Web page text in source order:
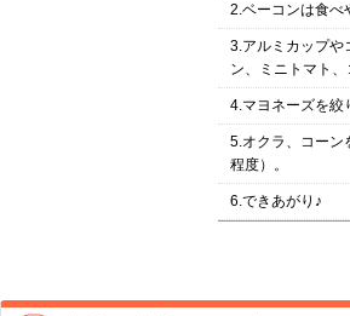
2.ベーコンは食べ
3.アルミカップや
ン、ミニトマト、
4.マヨネーズを絞
5.オクラ、コーン
程度）。
6.できあがり♪